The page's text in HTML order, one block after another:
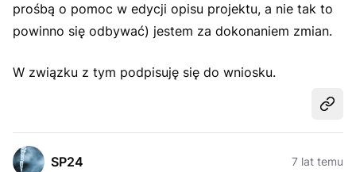
prośbą o pomoc w edycji opisu projektu, a nie tak to
powinno się odbywać) jestem za dokonaniem zmian.
W związku z tym podpisuję się do wniosku.
SP24 7 lat temu